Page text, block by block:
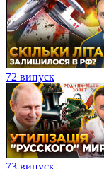
72 випуск
73 випуск